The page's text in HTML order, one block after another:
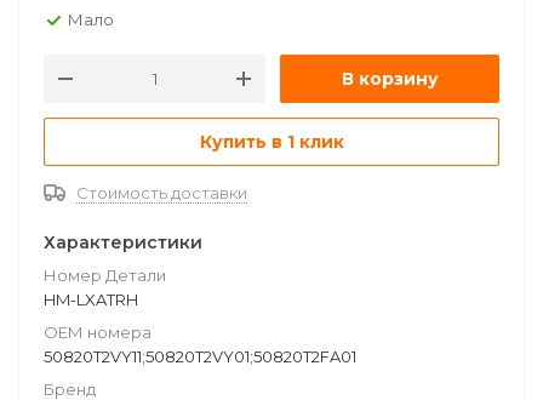
Мало
В корзину
Купить в 1 клик
Стоимость доставки
Характеристики
Номер Детали
HM-LXATRH
ОЕМ номера
50820T2VY11;50820T2VY01;50820T2FA01
Бренд